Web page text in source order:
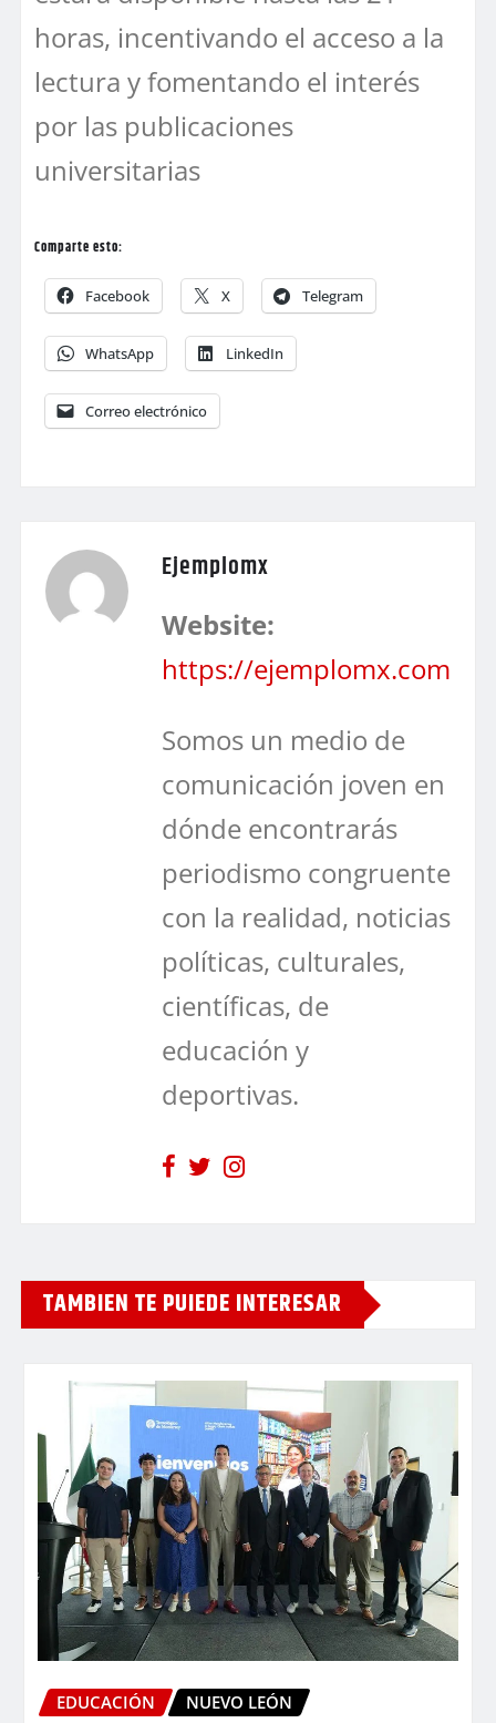
horas, incentivando el acceso a la
lectura y fomentando el interés
por las publicaciones
universitarias
Comparte esto:
Facebook X Telegram
WhatsApp LinkedIn
Correo electrónico
Ejemplomx
Website:
https://ejemplomx.com
Somos un medio de
comunicación joven en
dónde encontrarás
periodismo congruente
con la realidad, noticias
políticas, culturales,
científicas, de
educación y
deportivas.
TAMBIEN TE PUIEDE INTERESAR
EDUCACIÓN NUEVO LEÓN